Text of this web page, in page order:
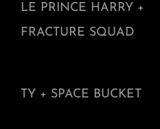
LE PRINCE HARRY +
FRACTURE SQUAD
TY + SPACE BUCKET